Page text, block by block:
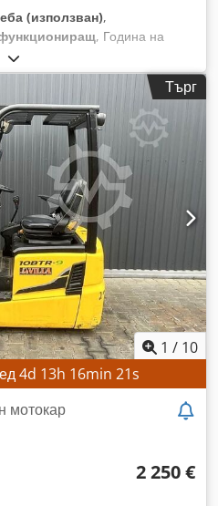
(използван),
, Година на
повдигане:1 330 мм, тип
височина: 1 975 мм
, Без
продажба на най-високата
ДАННИ Товароподемност:
4300 мм Свободен ход:
мм ТЕХНИЧЕСКИ
Тип гориво: Газ Тип
Csdpfx Aezrgddemksrf Обхват
клас 2: 1000–2500 кг
вентил Външна
Търг
1 / 10
4d 13h 16min 18s
мотокар
2 250 €